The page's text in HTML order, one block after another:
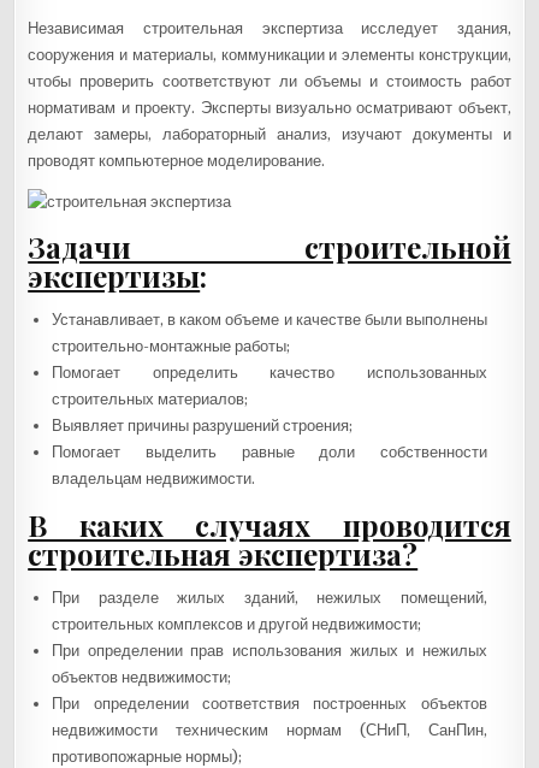
Независимая строительная экспертиза исследует здания,
сооружения и материалы, коммуникации и элементы конструкции,
чтобы проверить соответствуют ли объемы и стоимость работ
нормативам и проекту. Эксперты визуально осматривают объект,
делают замеры, лабораторный анализ, изучают документы и
проводят компьютерное моделирование.
Задачи строительной
экспертизы:
Устанавливает, в каком объеме и качестве были выполнены
строительно-монтажные работы;
Помогает определить качество использованных
строительных материалов;
Выявляет причины разрушений строения;
Помогает выделить равные доли собственности
владельцам недвижимости.
В каких случаях проводится
строительная экспертиза?
При разделе жилых зданий, нежилых помещений,
строительных комплексов и другой недвижимости;
При определении прав использования жилых и нежилых
объектов недвижимости;
При определении соответствия построенных объектов
недвижимости техническим нормам (СНиП, СанПин,
противопожарные нормы);